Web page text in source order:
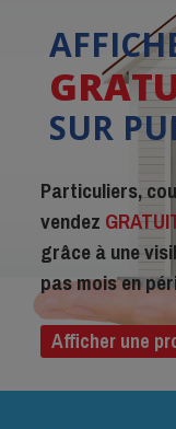
SUR
Particuliers,
vendez
grâce à une
pas mois en
Afficher une